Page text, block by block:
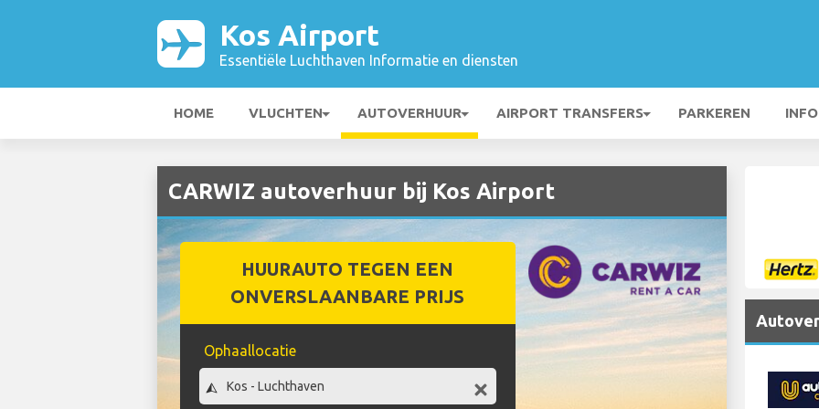
Kos Airport
Essentiële Luchthaven Informatie en diensten
HOME VLUCHTEN AUTOVERHUUR AIRPORT TRANSFERS PARKEREN
CARWIZ autoverhuur bij Kos Airport
HUURAUTO TEGEN EEN
ONVERSLAANBARE PRIJS
Ophaallocatie